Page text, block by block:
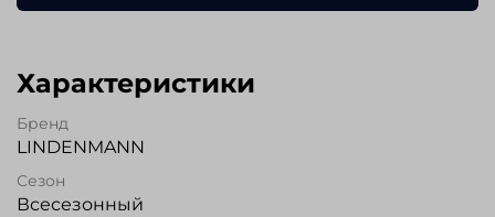
Характеристики
Бренд
LINDENMANN
Сезон
Всесезонный